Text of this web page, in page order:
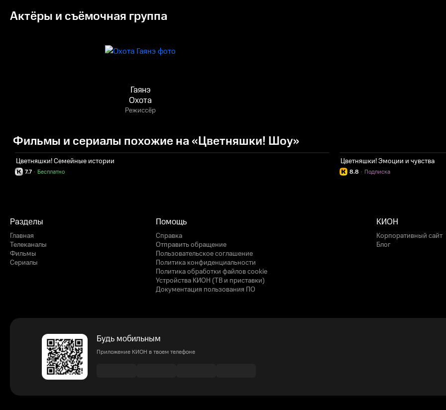
Актёры и съёмочная группа
Гаянэ
Охота
Режиссёр
Фильмы и сериалы похожие на «Цветняшки! Шоу»
Цветняшки! Семейные истории
7.7 Бесплатно
·
Цветняшки! Эмоции и чувства
8.8 Подписка
·
Разделы
Главная
Телеканалы
Фильмы
Сериалы
Помощь
Справка
Отправить обращение
Пользовательское соглашение
Политика конфиденциальности
Политика обработки файлов cookie
Устройства КИОН (ТВ и приставки)
Документация пользования ПО
КИОН
Корпоративный сайт
Блог
Будь мобильным
Приложение КИОН в твоем телефоне